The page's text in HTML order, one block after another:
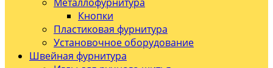
Кнопки
Пластиковая фурнитура
Установочное оборудование
Швейная фурнитура